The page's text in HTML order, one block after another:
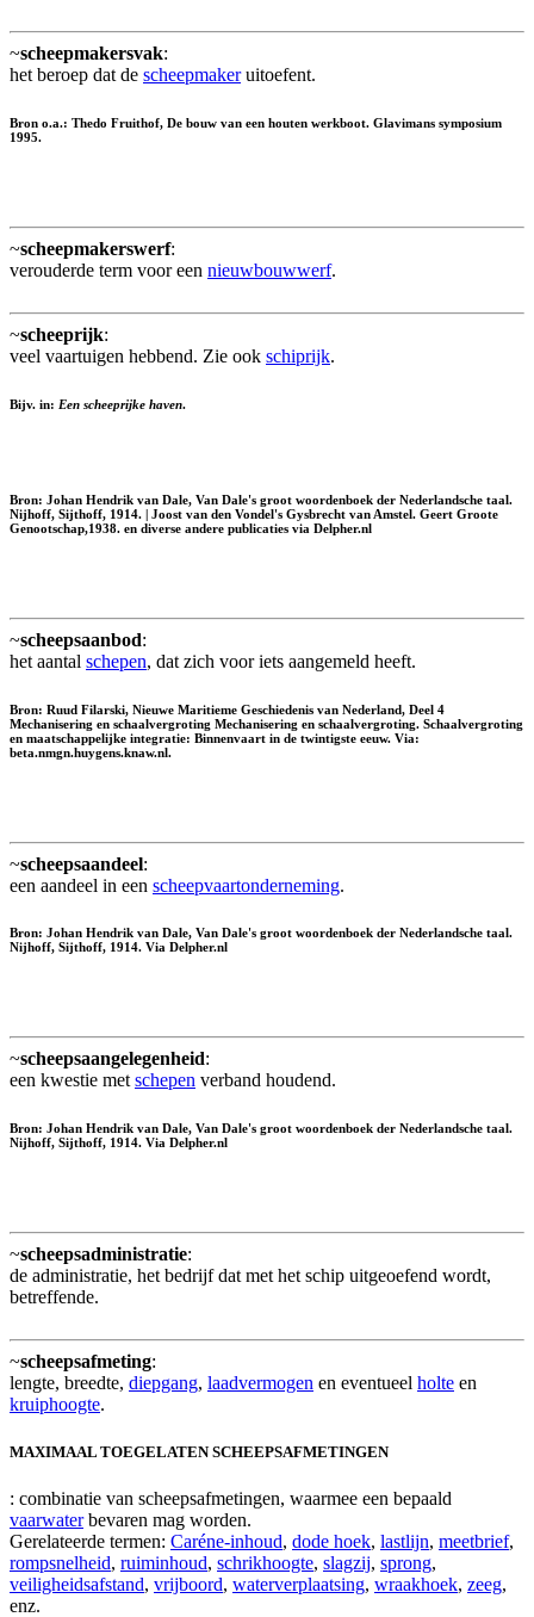
~scheepmakersvak:
het beroep dat de scheepmakeruitoefent.
Bron o.a.: Thedo Fruithof, De bouw van een houten werkboot. Glavimans symposium
1995.
~scheepmakerswerf:
verouderde term voor een nieuwbouwwerf.
~scheeprijk:
veel vaartuigen hebbend. Zie ook schiprijk.
Bijv. in: Een scheeprijke haven.
Bron: Johan Hendrik van Dale, Van Dale's groot woordenboek der Nederlandsche taal.
Nijhoff, Sijthoff, 1914. | Joost van den Vondel's Gysbrecht van Amstel. Geert Groote
Genootschap,1938. en diverse andere publicaties via Delpher.nl
~scheepsaanbod:
het aantal schepen, dat zich voor iets aangemeld heeft.
Bron: Ruud Filarski, Nieuwe Maritieme Geschiedenis van Nederland, Deel 4
Mechanisering en schaalvergroting Mechanisering en schaalvergroting. Schaalvergroting
en maatschappelijke integratie: Binnenvaart in de twintigste eeuw. Via:
beta.nmgn.huygens.knaw.nl.
~scheepsaandeel:
een aandeel in een scheepvaartonderneming.
Bron: Johan Hendrik van Dale, Van Dale's groot woordenboek der Nederlandsche taal.
Nijhoff, Sijthoff, 1914. Via Delpher.nl
~scheepsaangelegenheid:
een kwestie metschepen verband houdend.
Bron: Johan Hendrik van Dale, Van Dale's groot woordenboek der Nederlandsche taal.
Nijhoff, Sijthoff, 1914. Via Delpher.nl
~scheepsadministratie:
de administratie, het bedrijf dat met het schip uitgeoefend wordt,
betreffende.
~scheepsafmeting:
lengte, breedte, diepgang, laadvermogen en eventueel holte en
kruiphoogte.
MAXIMAAL TOEGELATEN SCHEEPSAFMETINGEN
: combinatie van scheepsafmetingen, waarmee een bepaald
vaarwaterbevaren mag worden.
Gerelateerde termen: Caréne-inhoud, dode hoek, lastlijn, meetbrief,
rompsnelheid, ruiminhoud, schrikhoogte, slagzij, sprong,
veiligheidsafstand, vrijboord, waterverplaatsing, wraakhoek, zeeg,
enz.